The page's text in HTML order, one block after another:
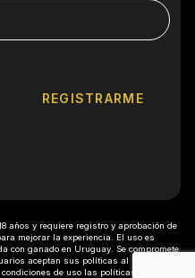
REGISTRARME
años y requiere registro y aprobación de
mejorar la experiencia. El uso es
con ganado en Uruguay. Se compromete
aceptan sus políticas al registrarse.
de uso las políticas de